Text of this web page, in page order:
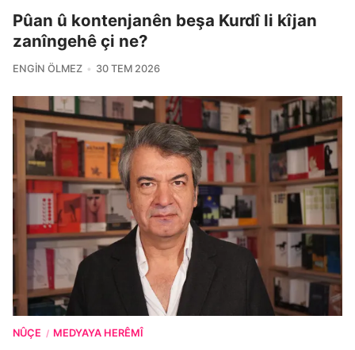
Pûan û kontenjanên beşa Kurdî li kîjan
zanîngehê çi ne?
ENGIN ÖLMEZ 30 TEM 2026
NÛÇE / MEDYAYA HERÊMÎ